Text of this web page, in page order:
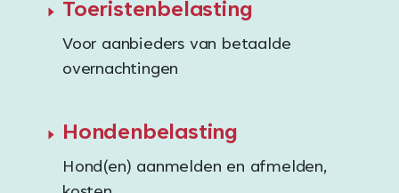
Toeristenbelasting
Voor aanbieders van betaalde
overnachtingen
Hondenbelasting
Hond(en) aanmelden en afmelden,